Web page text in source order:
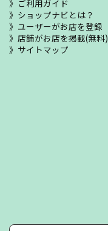
ご利用ガイド
ショップナビとは？
ユーザーがお店を登録
店舗がお店を掲載(無料)
サイトマップ